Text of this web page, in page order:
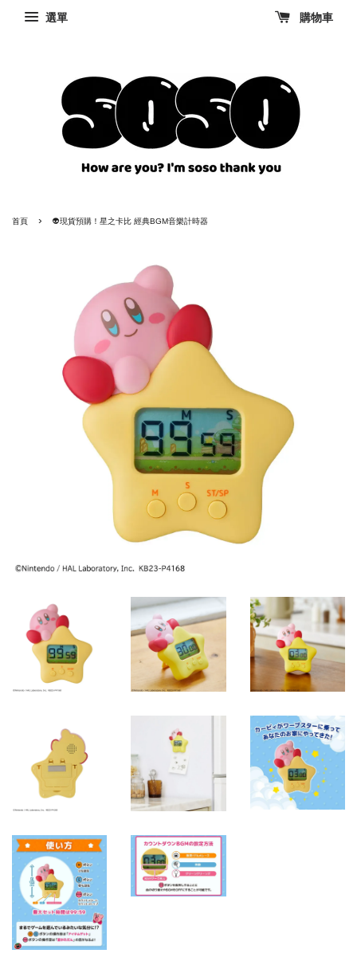
選單 購物車
首頁 › 👽現貨預購！星之卡比 經典BGM音樂計時器